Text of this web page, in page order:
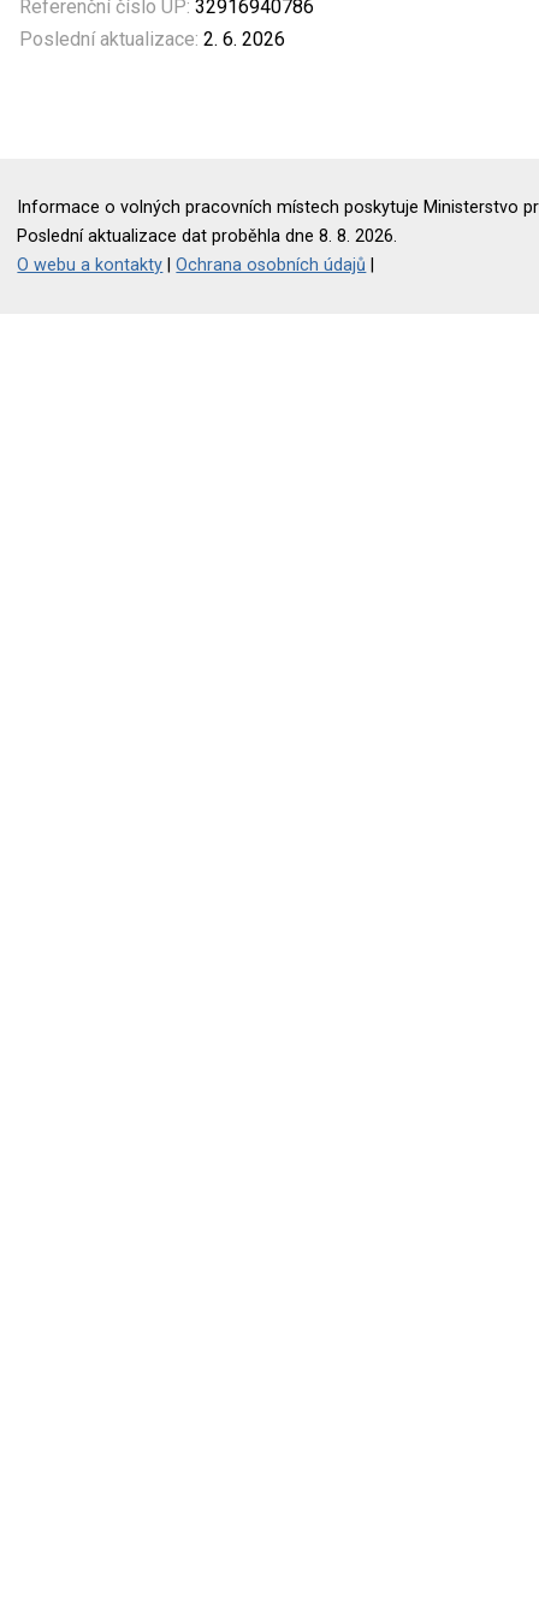
Referenční číslo ÚP: 32916940786
Poslední aktualizace: 2. 6. 2026
Informace o volných pracovních místech poskytuje Ministerstvo
Poslední aktualizace dat proběhla dne 8. 8. 2026.
O webu a kontakty |Ochrana osobních údajů